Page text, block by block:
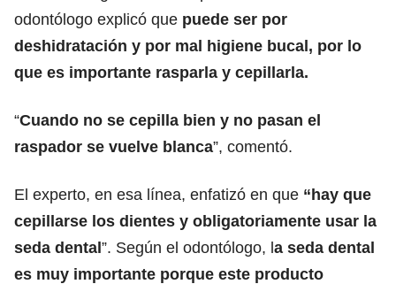
odontólogo explicó que puede ser por
deshidratación y por mal higiene bucal, por lo
que es importante rasparla y cepillarla.
“Cuando no se cepilla bien y no pasan el
raspador se vuelve blanca”, comentó.
El experto, en esa línea, enfatizó en que “hay que
cepillarse los dientes y obligatoriamente usar la
seda dental”. Según el odontólogo, la seda dental
es muy importante porque este producto